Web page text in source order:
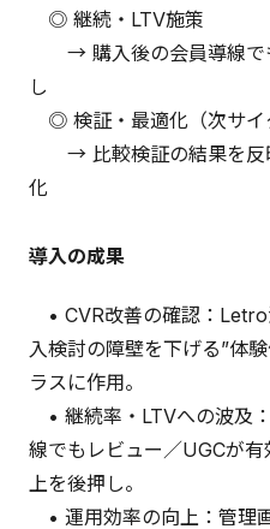
◎ 継続・LTV施策
→ 購入後の会員導線で
し
◎ 検証・最適化（次サイ
→ 比較検証の結果を反
化
導入の成果
• CVR改善の確認：
入検討の障壁を下げる”体
ラスに作用。
• 継続率・LTVへの波及
線でもレビュー／UGCが
上を後押し。
• 運用効率の向上：管理